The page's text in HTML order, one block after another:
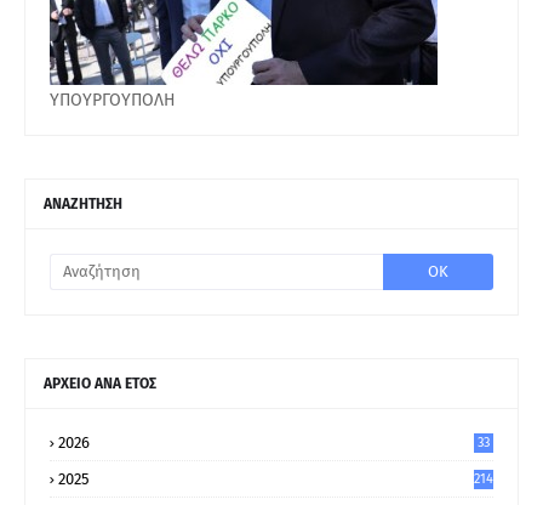
ΥΠΟΥΡΓΟΥΠΟΛΗ
ΑΝΑΖΗΤΗΣΗ
ΑΡΧΕΙΟ ΑΝΑ ΕΤΟΣ
2026 33
2025 214